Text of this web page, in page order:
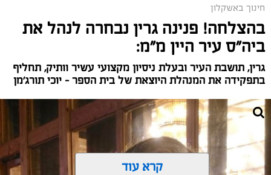
חינוך באשקלון
בהצלחה! פנינה גרין נבחרה לנהל את
ביה"ס עיר היין מ"מ:
גרין, תושבת העיר ובעלת ניסיון מקצועי עשיר וותיק, תחליף
בתפקידה את המנהלת היוצאת של בית הספר – יוכי תורג'מן
קרא עוד